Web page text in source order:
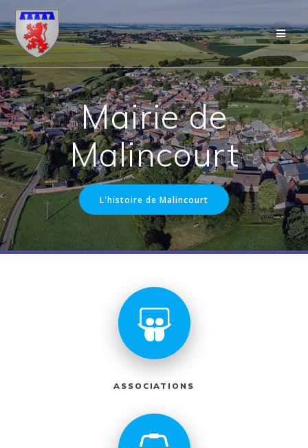
to
content
Mairie de
Malincourt
L'histoire de Malincourt
ASSOCIATIONS